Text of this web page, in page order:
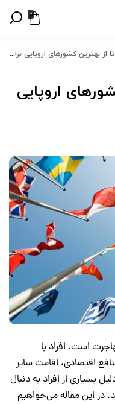
0
کشورهای اروپایی
است. افراد با
اقتصادی، اقامت سایر
بسیاری از افراد به دنبال
در این مقاله می‌خواهیم